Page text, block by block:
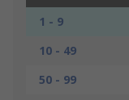
1 - 9
10 - 49
50 - 99